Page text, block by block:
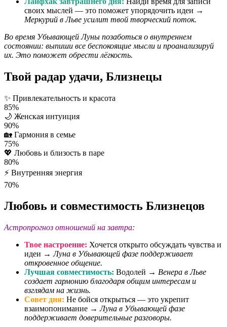
своих мыслей — это поможет упорядочить идеи →
Меркурий в Льве усилит твой творческий поток.
Во время Убывающей Луны позаботься о внутреннем
состоянии: выпиши все беспокоящие мысли и проанализируй
их. Это поможет обрести лёгкость.
Твой радар удачи, Близнецы
✨ Привлекательность и красота
85%
🌙 Женская интуиция
90%
🏡 Гармония в семье
75%
💖 Любовь и близость в паре
80%
⚡ Внутренняя энергия
70%
Любовь и совместимость Близнецов
Астропрогноз отношений на завтра:
Твое настроение: Хочется открыто обсуждать чувства и
идеи →Луна в Убывающей фазе поддерживает
откровенное общение.
Лучшая совместимость: Водолей → Венера в Льве
создает гармонию благодаря общим интересам и
взглядам на жизнь.
Совет дня: Не бойся открыться — это укрепит
взаимопонимание →Луна в Убывающей фазе
поддерживает доверительные разговоры.